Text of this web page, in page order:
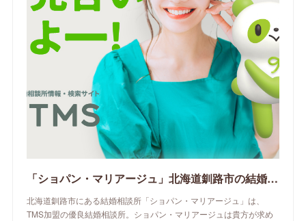
「ショパン・マリアージュ」北海道釧路市の結婚相談所 | TMS（全国結婚相談事業者連盟）公式サイト
北海道釧路市にある結婚相談所「ショパン・マリアージュ」は、
TMS加盟の優良結婚相談所。ショパン・マリアージュは貴方が求め